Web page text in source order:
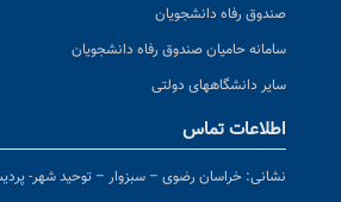
صندوق رفاه دانشجویان
سامانه حامیان صندوق رفاه دانشجویان
سایر دانشگاههای دولتی
اطلاعات تماس
نشانی: خراسان رضوی – سبزوار – توحید شهر-